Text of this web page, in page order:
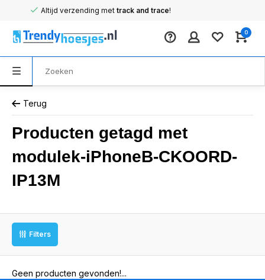
Altijd verzending mettrack and trace !
0
Terug
Producten getagd met
modulek-iPhoneB-CKOORD-
IP13M
Filters
Geen producten gevonden!...